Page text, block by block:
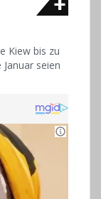
Kiew bis zu
seien